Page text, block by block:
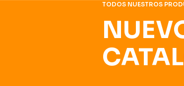
TODOS NUESTROS